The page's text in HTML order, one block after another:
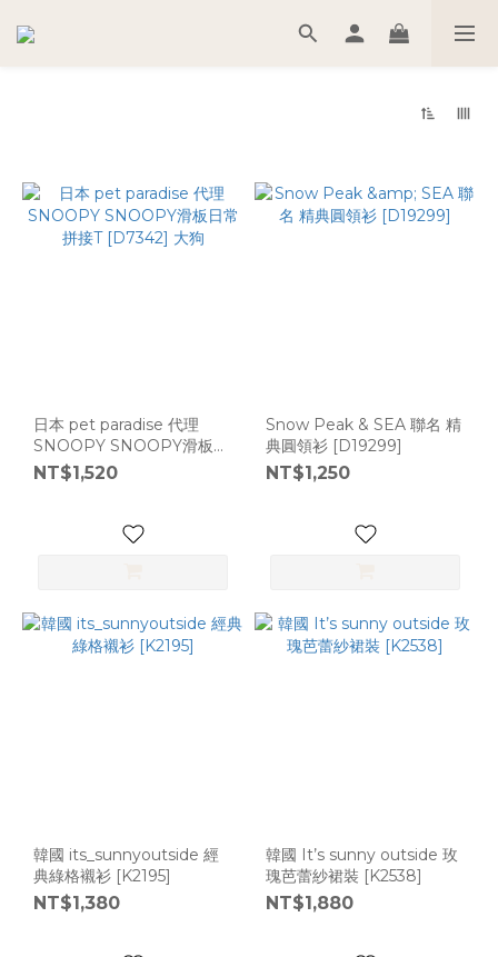
日本 pet paradise 代理
SNOOPY SNOOPY滑板日
常拼接T [D7342] 大狗
NT$1,520
Snow Peak & SEA 聯名 精
典圓領衫 [D19299]
NT$1,250
韓國 its_sunnyoutside 經
典綠格襯衫 [K2195]
NT$1,380
韓國 It’s sunny outside 玫
瑰芭蕾紗裙裝 [K2538]
NT$1,880